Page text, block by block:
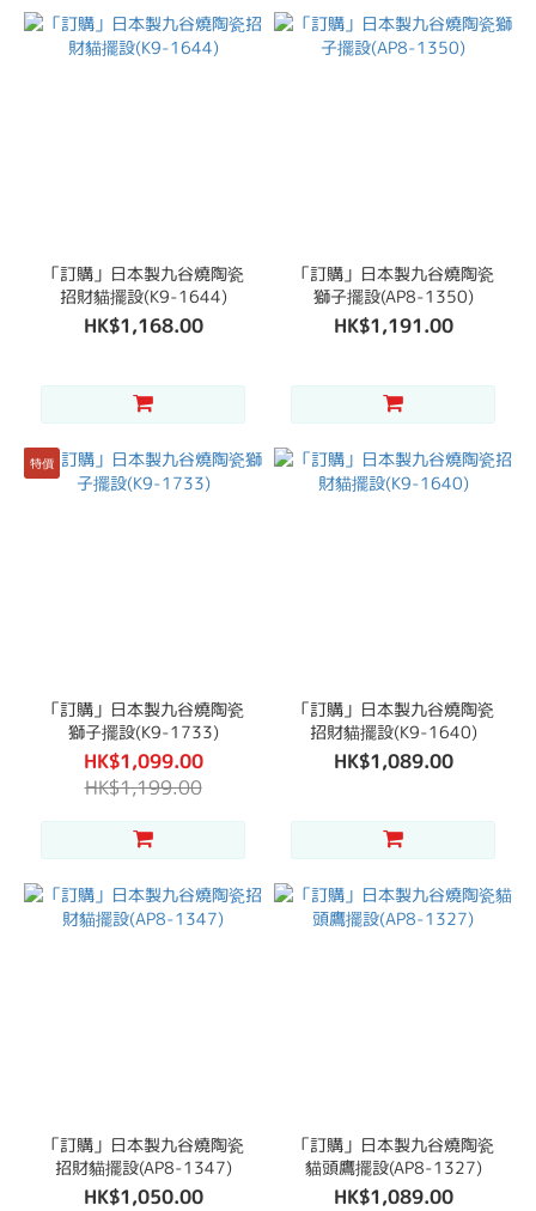
「訂購」日本製九谷燒陶瓷
招財貓擺設(K9-1644)
HK$1,168.00
「訂購」日本製九谷燒陶瓷
獅子擺設(AP8-1350)
HK$1,191.00
特價
「訂購」日本製九谷燒陶瓷
獅子擺設(K9-1733)
HK$1,099.00
HK$1,199.00
「訂購」日本製九谷燒陶瓷
招財貓擺設(K9-1640)
HK$1,089.00
「訂購」日本製九谷燒陶瓷
招財貓擺設(AP8-1347)
HK$1,050.00
「訂購」日本製九谷燒陶瓷
貓頭鷹擺設(AP8-1327)
HK$1,089.00